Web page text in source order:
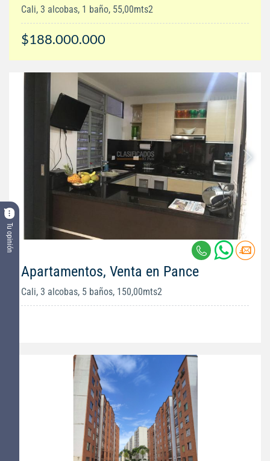
Tu opinión
Cali, 3 alcobas, 1 baño, 55,00mts2
$188.000.000
Apartamentos, Venta en Pance
Cali, 3 alcobas, 5 baños, 150,00mts2